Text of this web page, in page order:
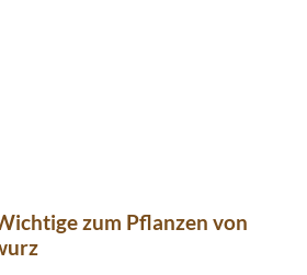
zum Pflanzen von